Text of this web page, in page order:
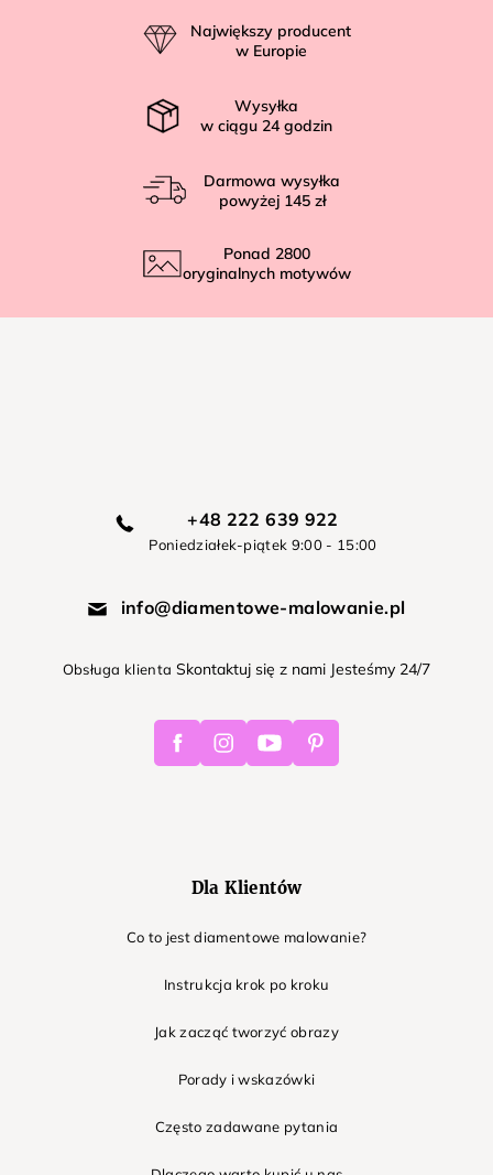
Największy producent
w Europie
Wysyłka
w ciągu 24 godzin
Darmowa wysyłka
powyżej 145 zł
Ponad 2800
oryginalnych motywów
+48 222 639 922
Poniedziałek-piątek 9:00 - 15:00
info@diamentowe-malowanie.pl
Obsługa klienta Skontaktuj się z nami Jesteśmy 24/7
FacebookInstagramYoutube Pinterest
Dla Klientów
Co to jest diamentowe malowanie?
Instrukcja krok po kroku
Jak zacząć tworzyć obrazy
Porady i wskazówki
Często zadawane pytania